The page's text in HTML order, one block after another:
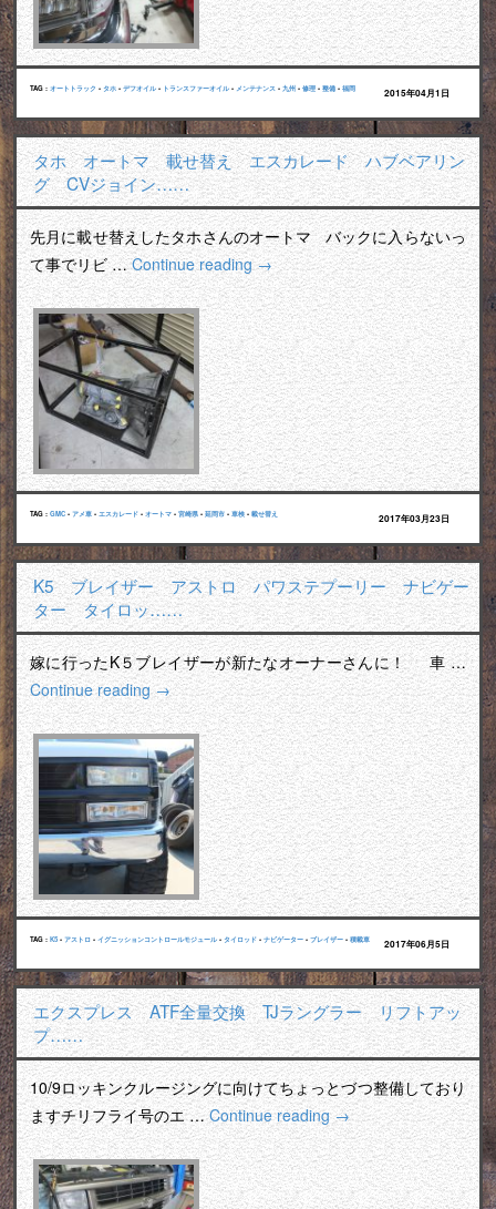
TAG : オートトラック • タホ • デフオイル • トランスファーオイル • メンテナンス • 九州 • 修理 • 整備 • 福岡 2015年04月1日
タホ オートマ 載せ替え エスカレード ハブベアリン
グ CVジョイン……
先月に載せ替えしたタホさんのオートマ バックに入らないっ
て事でリビ …Continue reading→
TAG : GMC • アメ車 • エスカレード • オートマ • 宮崎県 • 延岡市 • 車検 • 載せ替え 2017年03月23日
K5 ブレイザー アストロ パワステプーリー ナビゲー
ター タイロッ……
嫁に行ったK５ブレイザーが新たなオーナーさんに！ 車 …
Continue reading→
TAG : K5 • アストロ • イグニッションコントロールモジュール • タイロッド • ナビゲーター • ブレイザー • 積載車 2017年06月5日
エクスプレス ATF全量交換 TJラングラー リフトアッ
プ……
10/9ロッキンクルージングに向けてちょっとづつ整備しており
ますチリフライ号のエ …Continue reading→